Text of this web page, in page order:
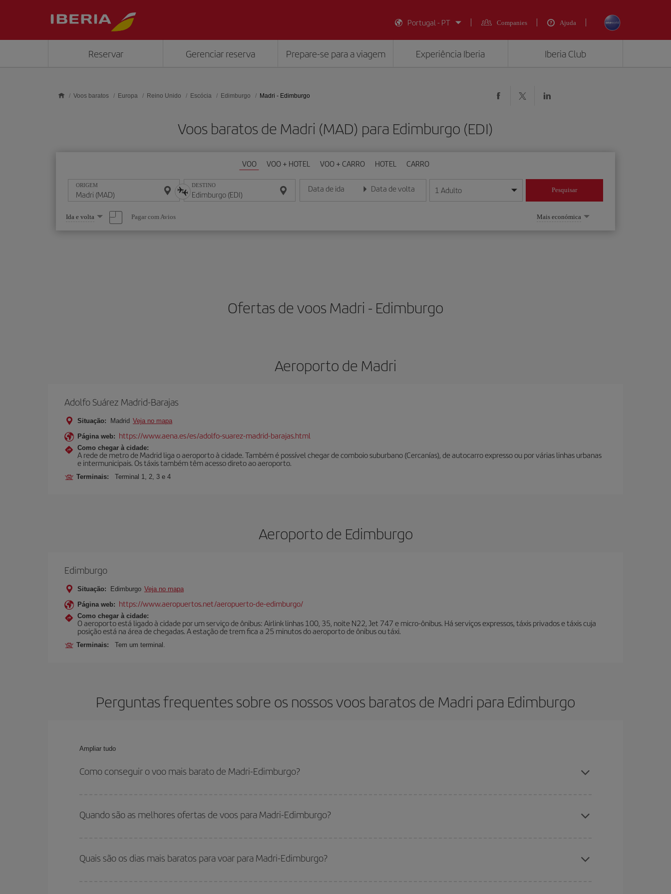
Portugal - PT
Companies Ajuda
Reservar Gerenciar reserva Prepare-se para a viagem Experiência Iberia Iberia Club
Voos baratos Europa Reino Unido Escócia Edimburgo Madri - Edimburgo
Voos baratos de Madri (MAD) para Edimburgo (EDI)
VOO VOO + HOTEL VOO + CARRO HOTEL CARRO
ORIGEM DESTINO Data de ida
Insira a data no formato dia/mês/ano
Data de volta
Insira a data no formato dia/mês/ano
1 Adulto Pesquisar
Selecione
uma
opção
Ida e volta Pagar com Avios Mais económica
Ofertas de voos Madri - Edimburgo
Aeroporto de Madri
Adolfo Suárez Madrid-Barajas
Situação: Madrid Veja no mapa
Página web: https://www.aena.es/es/adolfo-suarez-madrid-barajas.html
Como chegar à cidade:
A rede de metro de Madrid liga o aeroporto à cidade. Também é possível chegar de comboio suburbano (Cercanías), de autocarro expresso ou por várias linhas urbanas
e intermunicipais. Os táxis também têm acesso direto ao aeroporto.
Terminais: Terminal 1, 2, 3 e 4
Aeroporto de Edimburgo
Edimburgo
Situação: Edimburgo Veja no mapa
Página web: https://www.aeropuertos.net/aeropuerto-de-edimburgo/
Como chegar à cidade:
O aeroporto está ligado à cidade por um serviço de ônibus: Airlink linhas 100, 35, noite N22, Jet 747 e micro-ônibus. Há serviços expressos, táxis privados e táxis cuja
posição está na área de chegadas. A estação de trem fica a 25 minutos do aeroporto de ônibus ou táxi.
Terminais: Tem um terminal.
Perguntas frequentes sobre os nossos voos baratos de Madri para Edimburgo
Ampliar tudo
Como conseguir o voo mais barato de Madri-Edimburgo?
relação às datas e horários de sua ida e volta.
Quando são as melhores ofertas de voos para Madri-Edimburgo?
são considerados alta temporada. Além disso, especialmente se você está pensando em uma escapada de fim de semana,
encontrará.
Quais são os dias mais baratos para voar para Madri-Edimburgo?